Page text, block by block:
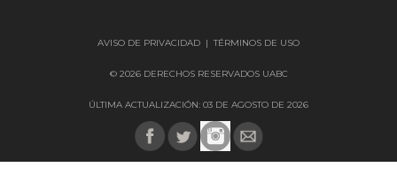
AVISO DE PRIVACIDAD | TÉRMINOS DE USO
© 2026 DERECHOS RESERVADOS UABC
ÚLTIMA ACTUALIZACIÓN: 03 DE AGOSTO DE 2026